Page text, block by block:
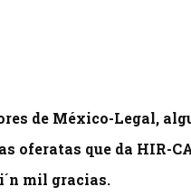
de México-Legal,
oferatas que da HIR-
mil gracias.